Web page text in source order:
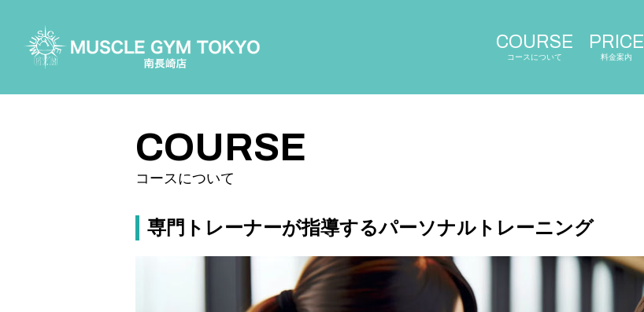
COURSE
コースについて
PRICE
料金案内
施設案内
COURSE
コースについて
専門トレーナーが指導するパーソナルトレーニング